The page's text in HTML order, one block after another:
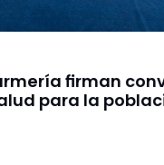
firman
para la